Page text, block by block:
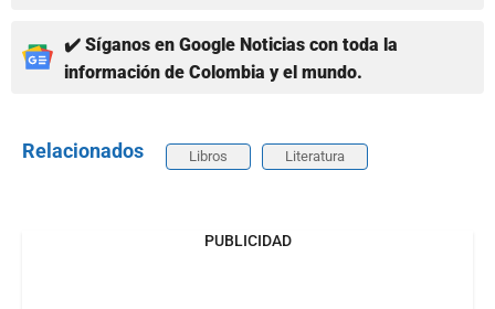
✔️ Síganos en Google Noticias con toda la
información de Colombia y el mundo.
Relacionados Libros Literatura
PUBLICIDAD